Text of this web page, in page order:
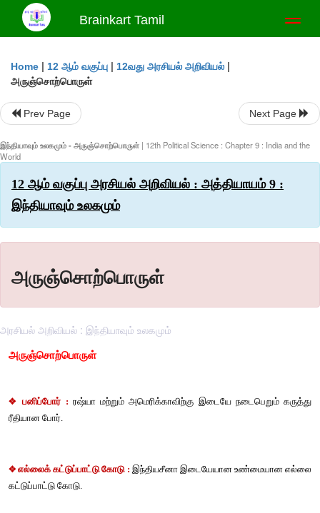
Brainkart Tamil
Home | 12 ஆம் வகுப்பு | 12வது அரசியல் அறிவியல் |
அருஞ்சொற்பொருள்
Prev Page Next Page
இந்தியாவும் உலகமும் - அருஞ்சொற்பொருள் | 12th Political Science : Chapter 9 : India and the
World
12 ஆம் வகுப்பு அரசியல் அறிவியல் : அத்தியாயம் 9 :
இந்தியாவும் உலகமும்
அருஞ்சொற்பொருள்
அரசியல் அறிவியல் : இந்தியாவும் உலகமும்